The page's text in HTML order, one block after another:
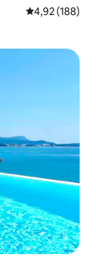
4,92 de uma
4,92 (188)